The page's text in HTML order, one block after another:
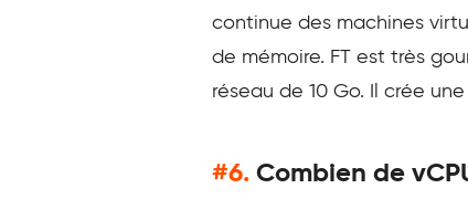
continue des machines
de mémoire. FT est très
réseau de 10 Go. Il crée
#6. Combien de